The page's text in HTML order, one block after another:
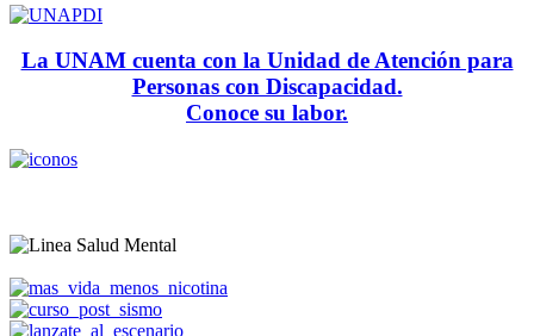
La UNAM cuenta con la Unidad de Atención para
Personas con Discapacidad.
Conoce su labor.